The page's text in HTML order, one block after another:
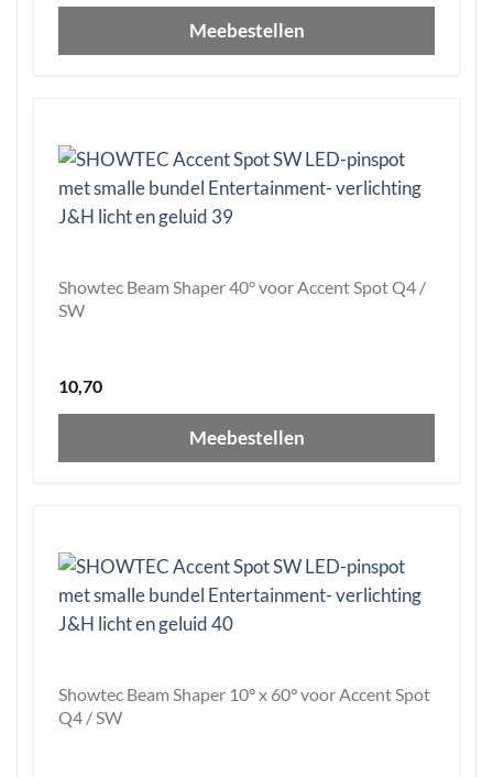
Meebestellen
Showtec Beam Shaper 40° voor Accent Spot Q4 /
SW
10,70
Meebestellen
Showtec Beam Shaper 10° x 60° voor Accent Spot
Q4 / SW